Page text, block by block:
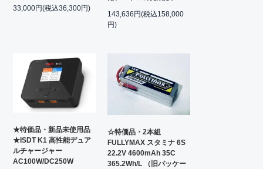
33,000円(税込36,300円)
143,636円(税込158,000
円)
★特価品・新品未使用品
★ISDT K1 高性能デュア
ルチャージャー
AC100W/DC250W
☆特価品・2本組
FULLYMAX スタミナ 6S
22.2V 4600mAh 35C
365.2Wh/L （旧パッケー